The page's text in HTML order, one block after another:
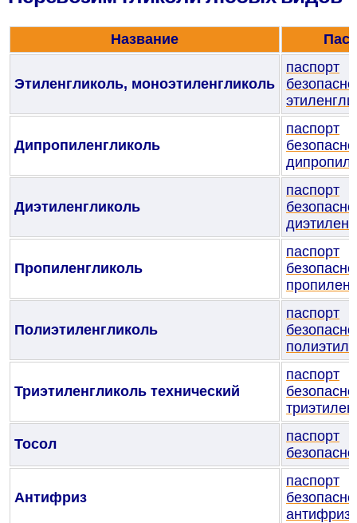
Название
Этиленгликоль, моноэтиленгликоль
паспорт
Дипропиленгликоль
паспорт
Диэтиленгликоль
паспорт
Пропиленгликоль
паспорт
Полиэтиленгликоль
паспорт
Триэтиленгликоль технический
паспорт
Тосол
паспорт
Антифриз
паспорт
антифриз